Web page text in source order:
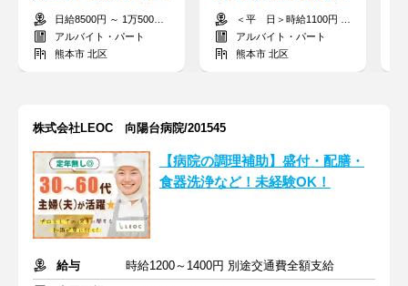
ア多数活躍中！暑さ対策
で夏でも快適☆
日給8500円 ～ 1万500円 ＋ 交通費支給
アルバイト・パート
熊本市 北区
定も★お財布に優しい新
制度：日払いOK
＜平 日＞時給1100円 ＜土日祝＞時給1150円
アルバイト・パート
熊本市 北区
株式会社LEOC 向陽台病院/201545
【病院の調理補助】盛付・配膳・
食器洗浄など！未経験OK！
給与
時給1200～1400円 別途交通費全額支給